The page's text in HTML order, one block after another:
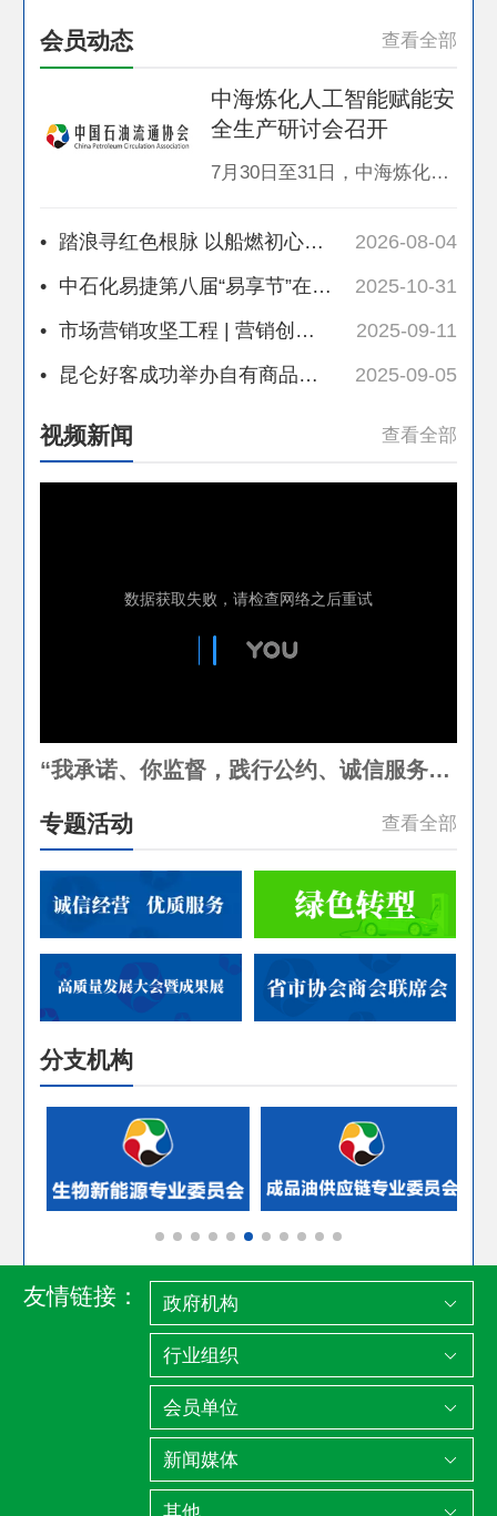
会员动态 查看全部
中海炼化人工智能赋能安
全生产研讨会召开
7月30日至31日，中海炼化人工智能赋能安全生产研讨会在京召开。本次研讨会由中海炼化主办、石化工程与材科院承办，来自中海炼化QHSE部、生产经营部、工程采办部、科技与信息化部及惠州石化、大榭石化、中海壳牌等16家所属单位的60余位业务骨干参会，华为、阿里、科大讯飞、清华大学等专家团队受邀参会。各方围绕“AI赋能炼化安全生产”主题，聚焦一线实际需求，就技术方案适配、实践经验等展开深入交流。炼化生产具有高温高压、连
• 踏浪寻红色根脉 以船燃初心护万里航程
2026-08-04
• 中石化易捷第八届“易享节”在太原启动
2025-10-31
• 市场营销攻坚工程 | 营销创新有妙招 促进增长见实效
2025-09-11
•
昆仑好客成功举办自有商品业务研讨会暨“辽品出辽”推介活动 2025-09-05
视频新闻 查看全部
“我承诺、你监督，践行公约、诚信服务”典型案例推荐——中海油江苏江阴海港大道站
专题活动 查看全部
分支机构
友情链接：